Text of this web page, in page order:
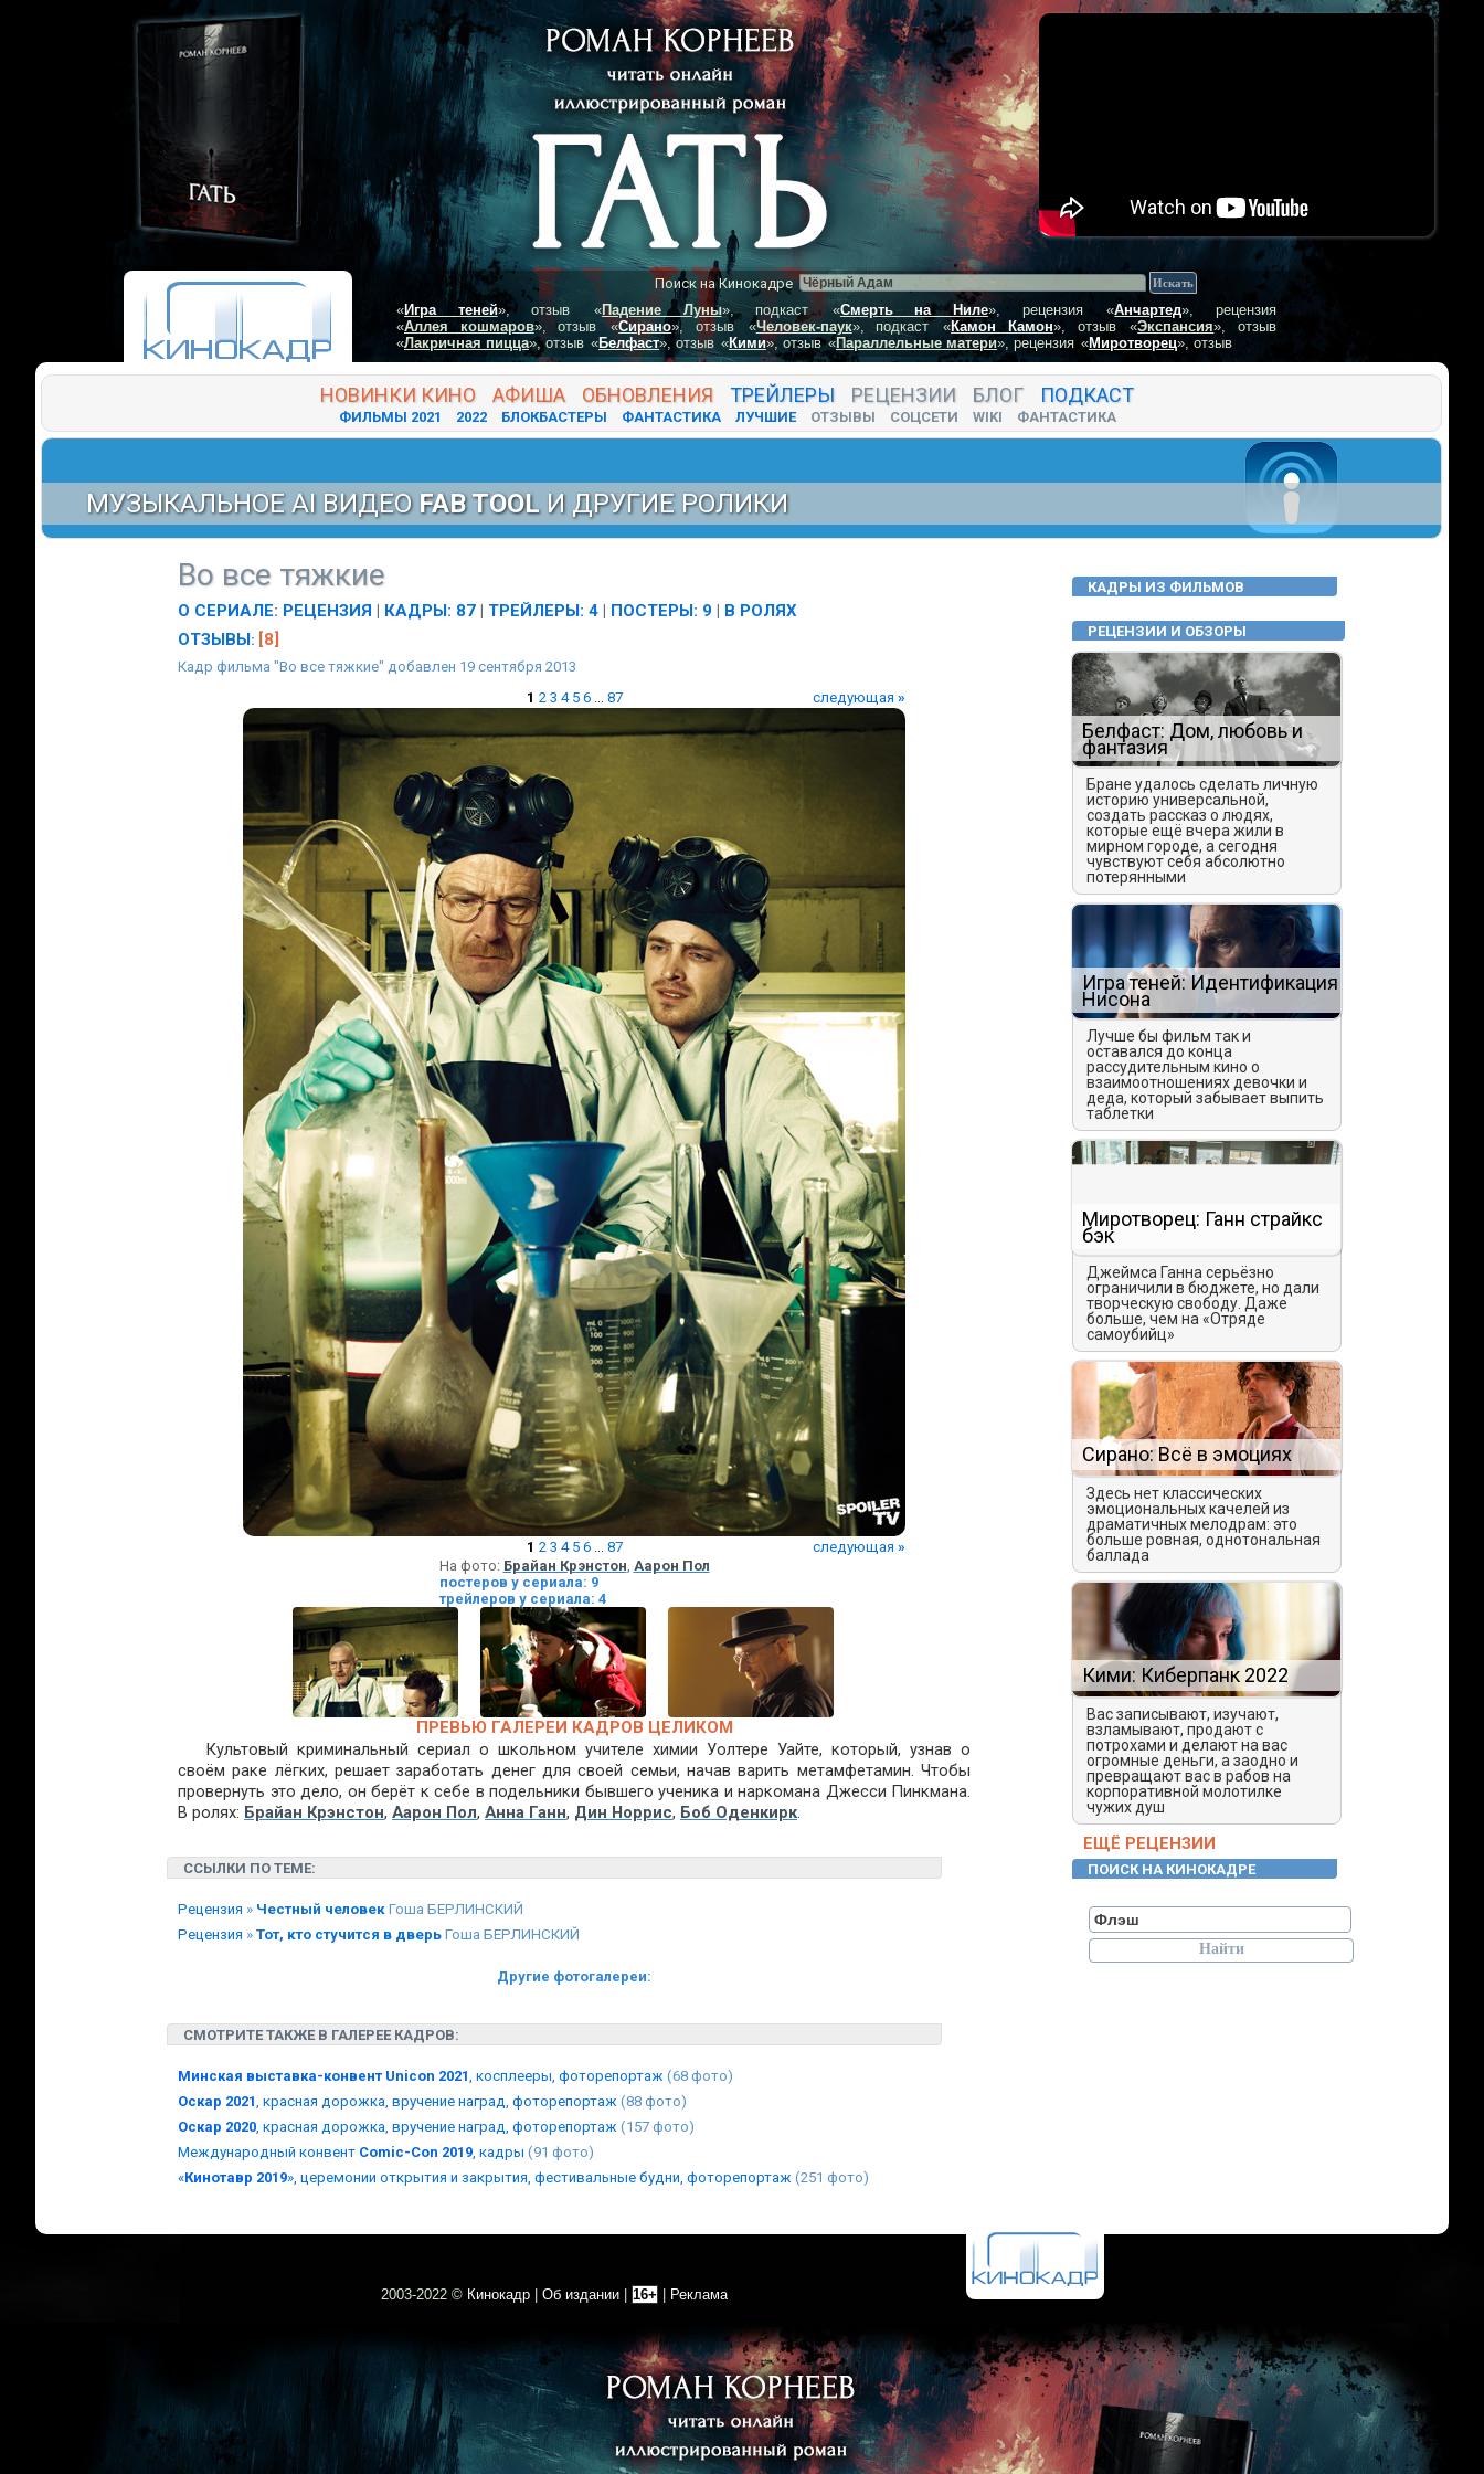
Поиск на Кинокадре
«Игра теней», отзыв «Падение Луны», подкаст «Смерть на Ниле», рецензия «Анчартед», рецензия
«Аллея кошмаров», отзыв «Сирано», отзыв «Человек-паук», подкаст «Камон Камон», отзыв «Экспансия», отзыв
«Лакричная пицца», отзыв «Белфаст», отзыв «Кими», отзыв «Параллельные матери», рецензия «Миротворец», отзыв
НОВИНКИ КИНО АФИША ОБНОВЛЕНИЯ ТРЕЙЛЕРЫ РЕЦЕНЗИИ БЛОГ ПОДКАСТ
ФИЛЬМЫ 2021 2022 БЛОКБАСТЕРЫ ФАНТАСТИКА ЛУЧШИЕ ОТЗЫВЫ СОЦСЕТИ WIKI ФАНТАСТИКА
МУЗЫКАЛЬНОЕ AI ВИДЕО FAB TOOL И ДРУГИЕ РОЛИКИ
Во все тяжкие
О СЕРИАЛЕ: РЕЦЕНЗИЯ | КАДРЫ: 87 | ТРЕЙЛЕРЫ: 4 | ПОСТЕРЫ: 9 | В РОЛЯХ
ОТЗЫВЫ: [8]
Кадр фильма "Во все тяжкие" добавлен 19 сентября 2013
1 2 3 4 5 6... 87 следующая »
1 2 3 4 5 6... 87 следующая »
На фото: Брайан Крэнстон, Аарон Пол
постеров у сериала: 9
трейлеров у сериала: 4
ПРЕВЬЮ ГАЛЕРЕИ КАДРОВ ЦЕЛИКОМ
Культовый криминальный сериал о школьном учителе химии Уолтере Уайте, который, узнав о
своём раке лёгких, решает заработать денег для своей семьи, начав варить метамфетамин. Чтобы
провернуть это дело, он берёт к себе в подельники бывшего ученика и наркомана Джесси Пинкмана.
В ролях: Брайан Крэнстон, Аарон Пол, Анна Ганн, Дин Норрис, Боб Оденкирк.
ССЫЛКИ ПО ТЕМЕ:
Рецензия » Честный человек Гоша БЕРЛИНСКИЙ
Рецензия » Тот, кто стучится в дверь Гоша БЕРЛИНСКИЙ
Другие фотогалереи:
СМОТРИТЕ ТАКЖЕ В ГАЛЕРЕЕ КАДРОВ:
Минская выставка-конвент Unicon 2021, косплееры, фоторепортаж (68 фото)
Оскар 2021, красная дорожка, вручение наград, фоторепортаж (88 фото)
Оскар 2020, красная дорожка, вручение наград, фоторепортаж (157 фото)
Международный конвент Comic-Con 2019, кадры (91 фото)
«Кинотавр 2019», церемонии открытия и закрытия, фестивальные будни, фоторепортаж (251 фото)
КАДРЫ ИЗ ФИЛЬМОВ
РЕЦЕНЗИИ И ОБЗОРЫ
Белфаст: Дом, любовь и
фантазия
Бране удалось сделать личную
историю универсальной,
создать рассказ о людях,
которые ещё вчера жили в
мирном городе, а сегодня
чувствуют себя абсолютно
потерянными
Игра теней: Идентификация
Нисона
Лучше бы фильм так и
оставался до конца
рассудительным кино о
взаимоотношениях девочки и
деда, который забывает выпить
таблетки
Миротворец: Ганн страйкс
бэк
Джеймса Ганна серьёзно
ограничили в бюджете, но дали
творческую свободу. Даже
больше, чем на «Отряде
самоубийц»
Сирано: Всё в эмоциях
Здесь нет классических
эмоциональных качелей из
драматичных мелодрам: это
больше ровная, однотональная
баллада
Кими: Киберпанк 2022
Вас записывают, изучают,
взламывают, продают с
потрохами и делают на вас
огромные деньги, а заодно и
превращают вас в рабов на
корпоративной молотилке
чужих душ
ЕЩЁ РЕЦЕНЗИИ
ПОИСК НА КИНОКАДРЕ
2003-2022 © Кинокадр Об издании| 16+ Реклама